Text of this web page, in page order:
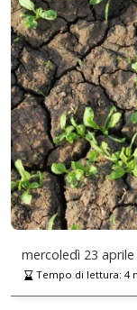
mercoledì 23
Tempo di lettura: 4